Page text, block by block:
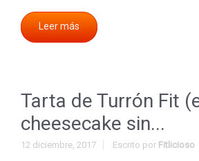
Leer más
Tarta de Turrón Fit
cheesecake sin...
12 diciembre, 2017 Escrito por Fitlicioso